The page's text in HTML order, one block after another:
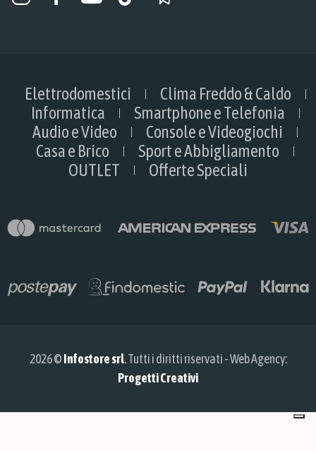
Elettrodomestici
Clima Freddo & Caldo
Informatica
Smartphone e Telefonia
Audio e Video
Console e Videogiochi
Casa e Brico
Sport e Abbigliamento
OUTLET
Offerte Speciali
2026 ©Infostore srl. Tutti i diritti riservati - Web Agency:
Progetti Creativi